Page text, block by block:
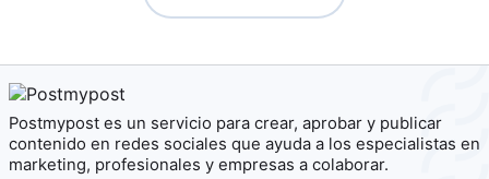
Postmypost es un servicio para crear, aprobar y publicar
contenido en redes sociales que ayuda a los especialistas en
marketing, profesionales y empresas a colaborar.